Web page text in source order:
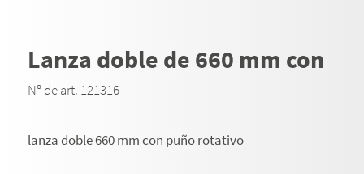
Lanza doble de 660 mm con
Nº de art. 121316
lanza doble 660 mm con puño rotativo